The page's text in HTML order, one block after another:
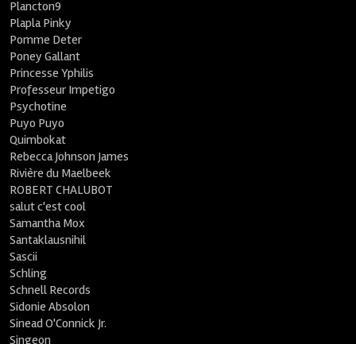
Plancton9
Plapla Pinky
Pomme Deter
Poney Gallant
Princesse Yphilis
Professeur Impetigo
Psychotine
Puyo Puyo
Quimbokat
Rebecca Johnson James
Rivière du Maelbeek
ROBERT CHALUBOT
salut c'est cool
Samantha Mox
Santaklausnihil
Sascii
Schling
Schnell Records
Sidonie Absolon
Sinead O'Connick Jr.
Singeon